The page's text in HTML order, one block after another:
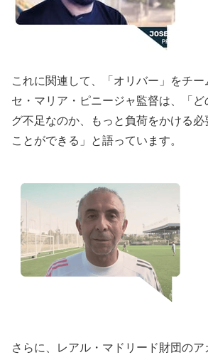
これに関連して、「オリバー」をチ
セ・マリア・ピニージャ監督は、「
グ不足なのか、もっと負荷をかける
ことができる」と語っています。
さらに、レアル・マドリード財団のア